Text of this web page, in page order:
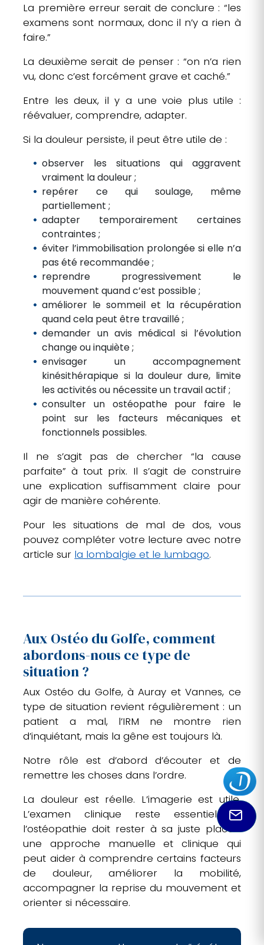
La première erreur serait de conclure : “les
examens sont normaux, donc il n’y a rien à
faire.”
La deuxième serait de penser : “on n’a rien
vu, donc c’est forcément grave et caché.”
Entre les deux, il y a une voie plus utile :
réévaluer, comprendre, adapter.
Si la douleur persiste, il peut être utile de :
observer les situations qui aggravent
vraiment la douleur ;
repérer ce qui soulage, même
partiellement ;
adapter temporairement certaines
contraintes ;
éviter l’immobilisation prolongée si elle n’a
pas été recommandée ;
reprendre progressivement le
mouvement quand c’est possible ;
améliorer le sommeil et la récupération
quand cela peut être travaillé ;
demander un avis médical si l’évolution
change ou inquiète ;
envisager un accompagnement
kinésithérapique si la douleur dure, limite
les activités ou nécessite un travail actif ;
consulter un ostéopathe pour faire le
point sur les facteurs mécaniques et
fonctionnels possibles.
Il ne s’agit pas de chercher “la cause
parfaite” à tout prix. Il s’agit de construire
une explication suffisamment claire pour
agir de manière cohérente.
Pour les situations de mal de dos, vous
pouvez compléter votre lecture avec notre
article sur la lombalgie et le lumbago.
Aux Ostéo du Golfe, comment
abordons-nous ce type de
situation ?
Aux Ostéo du Golfe, à Auray et Vannes, ce
type de situation revient régulièrement : un
patient a mal, l’IRM ne montre rien
d’inquiétant, mais la gêne est toujours là.
Notre rôle est d’abord d’écouter et de
remettre les choses dans l’ordre.
La douleur est réelle. L’imagerie est utile.
L’examen clinique reste essentiel. Et
l’ostéopathie doit rester à sa juste place :
une approche manuelle et clinique qui
peut aider à comprendre certains facteurs
de douleur, améliorer la mobilité,
accompagner la reprise du mouvement et
orienter si nécessaire.